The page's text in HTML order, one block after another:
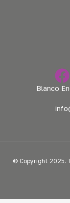
Blanco
© Copyright 2025.